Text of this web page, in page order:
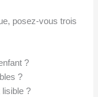
posez-vous trois
?
?
lisible ?